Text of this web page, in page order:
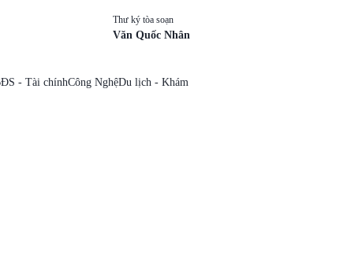
Thư ký tòa soạn
Văn Quốc Nhân
- Tài chínhCông NghệDu lịch - Khám